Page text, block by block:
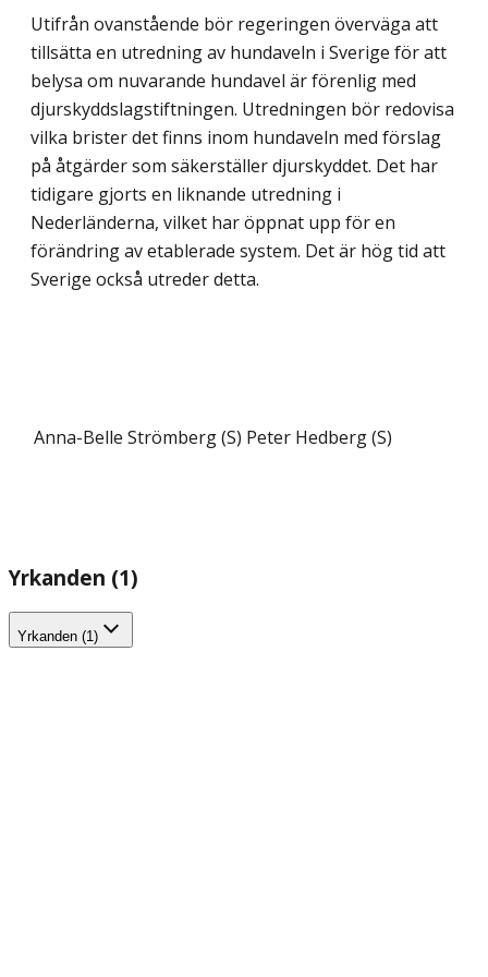
Utifrån ovanstående bör regeringen överväga att
tillsätta en utredning av hundaveln i Sverige för att
belysa om nuvarande hundavel är förenlig med
djurskyddslagstiftningen. Utredningen bör redovisa
vilka brister det finns inom hundaveln med förslag
på åtgär­der som säkerställer djurskyddet. Det har
tidigare gjorts en liknande utredning i
Nederländerna, vilket har öppnat upp för en
förändring av etablerade system. Det är hög tid att
Sverige också utreder detta.
Anna-Belle Strömberg (S) Peter Hedberg (S)
Yrkanden (1)
Yrkanden (1)